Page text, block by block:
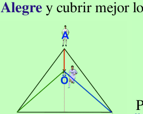
Alegre y cubrir mejor